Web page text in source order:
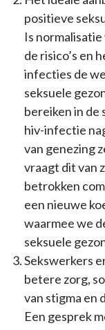
positieve
Is normalisatie
de risico’s en
infecties de
seksuele
bereiken in de
hiv-infectie
van genezing
vraagt dit van
betrokken
een nieuwe
waarmee we
seksuele
Sekswerkers
betere zorg,
van stigma en
Een gesprek